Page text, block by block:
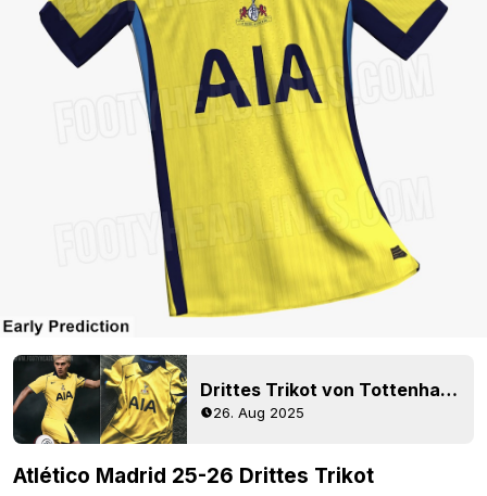
Drittes Trikot von Tottenham 25-26 veröffentlicht
26. Aug 2025
Atlético Madrid 25-26 Drittes Trikot